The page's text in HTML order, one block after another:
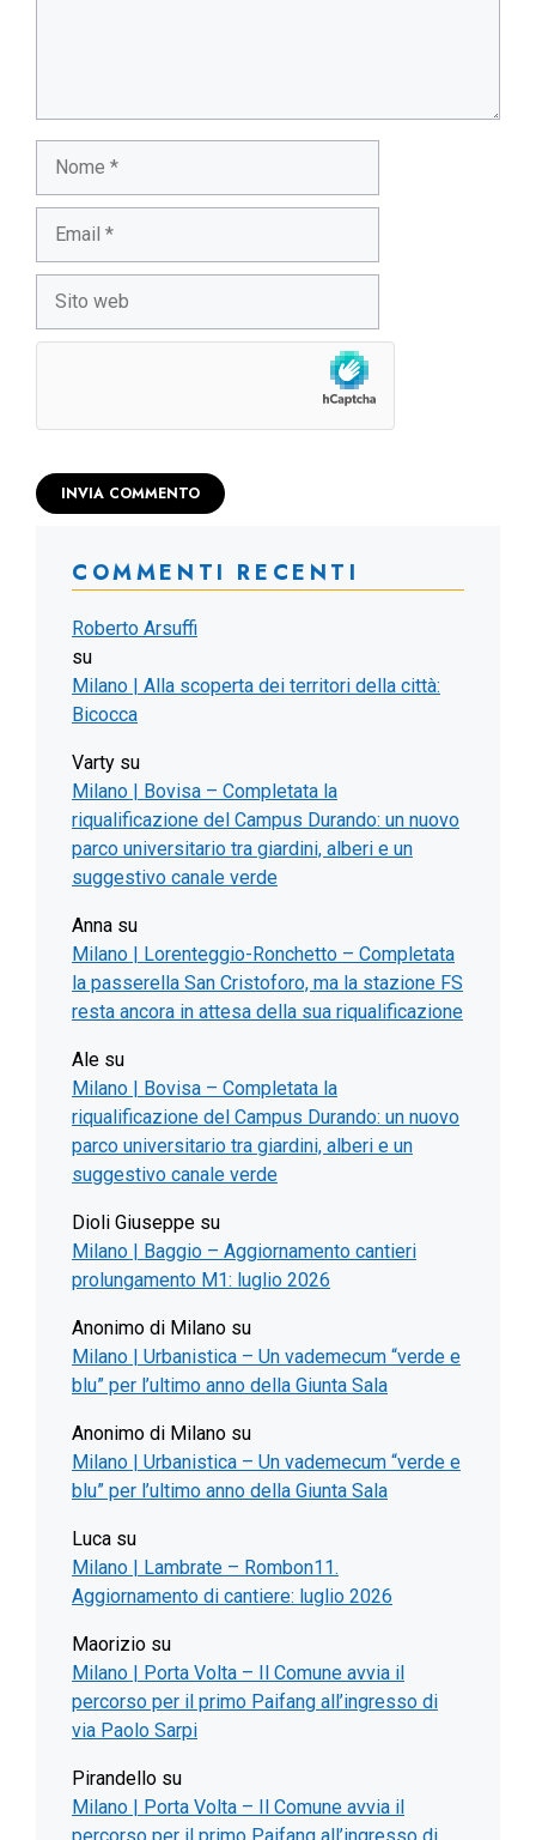
web
COMMENTI RECENTI
Roberto Arsuffi
su
Milano | Alla scoperta dei territori della città:
Bicocca
Varty su
Milano | Bovisa – Completata la
riqualificazione del Campus Durando: un nuovo
parco universitario tra giardini, alberi e un
suggestivo canale verde
Anna su
Milano | Lorenteggio-Ronchetto – Completata
la passerella San Cristoforo, ma la stazione FS
resta ancora in attesa della sua riqualificazione
Ale su
Milano | Bovisa – Completata la
riqualificazione del Campus Durando: un nuovo
parco universitario tra giardini, alberi e un
suggestivo canale verde
Dioli Giuseppe su
Milano | Baggio – Aggiornamento cantieri
prolungamento M1: luglio 2026
Anonimo di Milano su
Milano | Urbanistica – Un vademecum “verde e
blu” per l’ultimo anno della Giunta Sala
Anonimo di Milano su
Milano | Urbanistica – Un vademecum “verde e
blu” per l’ultimo anno della Giunta Sala
Luca su
Milano | Lambrate – Rombon11.
Aggiornamento di cantiere: luglio 2026
Maorizio su
Milano | Porta Volta – Il Comune avvia il
percorso per il primo Paifang all’ingresso di
via Paolo Sarpi
Pirandello su
Milano | Porta Volta – Il Comune avvia il